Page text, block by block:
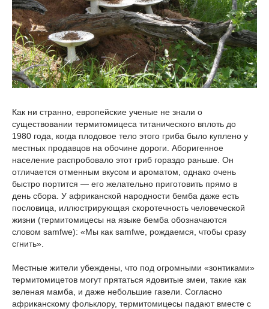
Как ни странно, европейские ученые не знали о
существовании термитомицеса титанического вплоть до
1980 года, когда плодовое тело этого гриба было куплено у
местных продавцов на обочине дороги. Аборигенное
население распробовало этот гриб гораздо раньше. Он
отличается отменным вкусом и ароматом, однако очень
быстро портится — его желательно приготовить прямо в
день сбора. У африканской народности бемба даже есть
пословица, иллюстрирующая скоротечность человеческой
жизни (термитомицесы на языке бемба обозначаются
словом samfwe): «Мы как samfwe, рождаемся, чтобы сразу
сгнить».
Местные жители убеждены, что под огромными «зонтиками»
термитомицетов могут прятаться ядовитые змеи, такие как
зеленая мамба, и даже небольшие газели. Согласно
африканскому фольклору, термитомицесы падают вместе с